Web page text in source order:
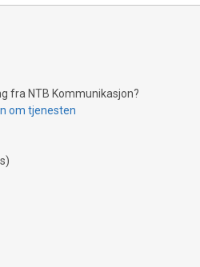
fra NTB Kommunikasjon?
om tjenesten